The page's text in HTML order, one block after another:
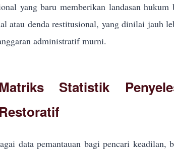
yang baru memberikan landasan
atau denda restitusional, yang dinilai jauh
administratif murni.
Statistik
Restoratif
data pemantauan bagi pencari keadilan,